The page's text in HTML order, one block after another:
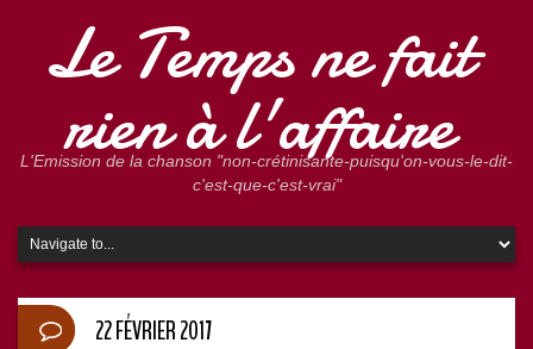
Le Temps ne fait
rien à l'affaire
L'Emission de la chanson "non-crétinisante-puisqu'on-vous-le-dit-
c'est-que-c'est-vrai"
22 FÉVRIER 2017